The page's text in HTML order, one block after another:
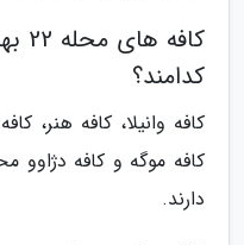
کدامند؟
کافه وانیلا، کافه هنر،
دارند.